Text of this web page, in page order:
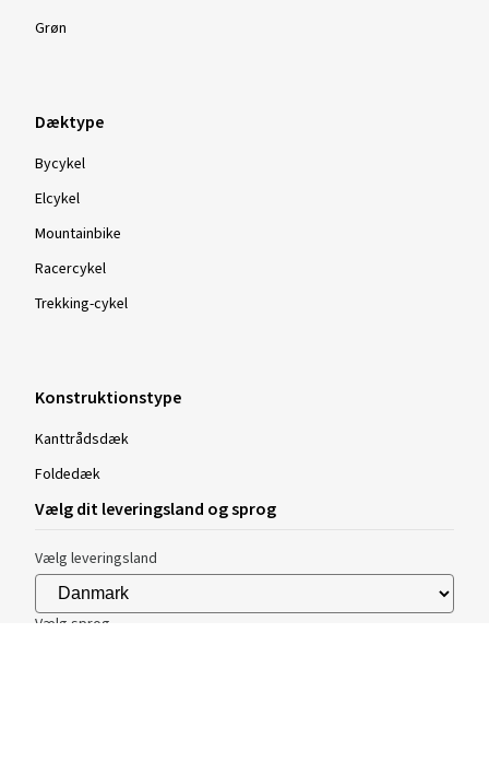
Grøn
Dæktype
Bycykel
Elcykel
Mountainbike
Racercykel
Trekking-cykel
Konstruktionstype
Kanttrådsdæk
Foldedæk
Vælg dit leveringsland og sprog
Vælg leveringsland
Vælg sprog